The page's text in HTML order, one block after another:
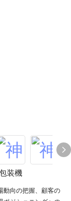
装機
動向の把握、顧客の